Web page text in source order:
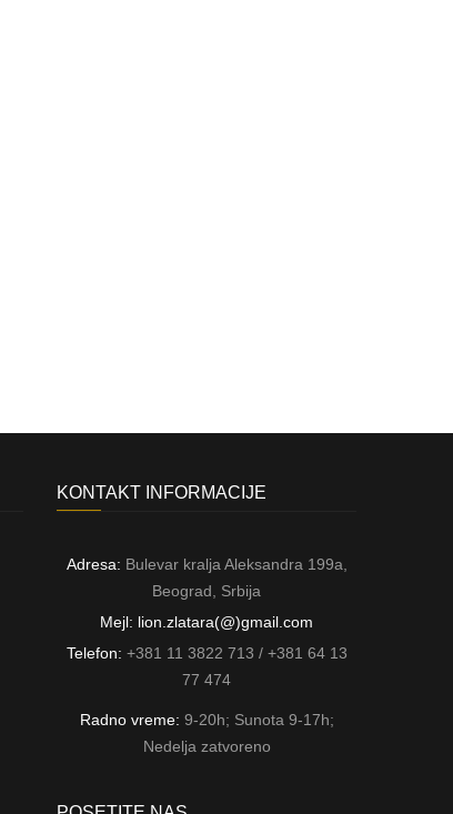
KONTAKT INFORMACIJE
Adresa: Bulevar kralja Aleksandra 199a,
Beograd, Srbija
Mejl: lion.zlatara(@)gmail.com
Telefon: +381 11 3822 713 / +381 64 13
77 474
Radno vreme: 9-20h; Sunota 9-17h;
Nedelja zatvoreno